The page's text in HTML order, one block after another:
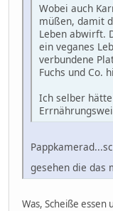
Wobei auch
müßen, damit
Leben abwirft.
ein veganes
verbundene
Fuchs und Co.
Ich selber
gesehen die das
Was, Scheiße